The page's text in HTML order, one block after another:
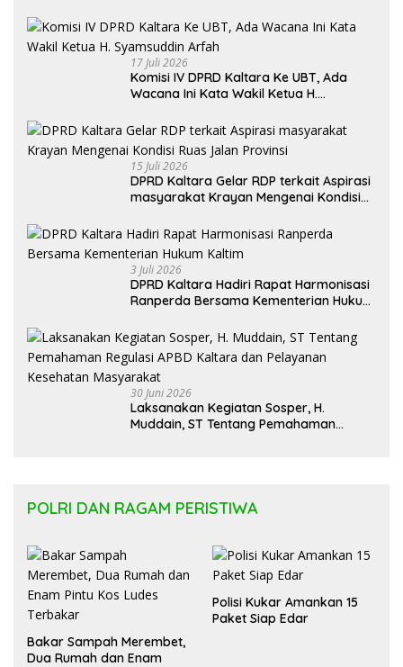
Selatan
17 Juli 2026
Komisi IV DPRD Kaltara Ke UBT, Ada
Wacana Ini Kata Wakil Ketua H.
15 Juli 2026
DPRD Kaltara Gelar RDP terkait Aspirasi
masyarakat Krayan Mengenai Kondisi
3 Juli 2026
DPRD Kaltara Hadiri Rapat Harmonisasi
Ranperda Bersama Kementerian Hukum
30 Juni 2026
Laksanakan Kegiatan Sosper, H.
Muddain, ST Tentang Pemahaman
POLRI DAN RAGAM PERISTIWA
Bakar Sampah Merembet,
Dua Rumah dan Enam
Polisi Kukar Amankan 15
Paket Siap Edar